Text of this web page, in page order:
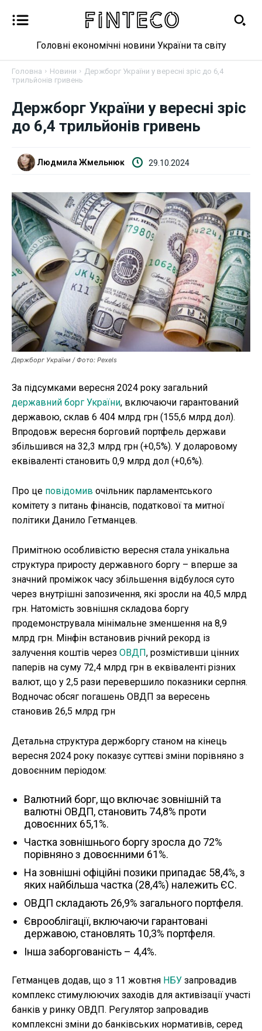
Новини
Фінанси
Валютний ринок
Криптовалюта
Робота і освіта
Публікації
ФОП
Курс валют
Ми в соц. мережах
Головні економічні новини України та світу
Головна Новини
Держборг України у вересні зріс до 6,4
трильйонів гривень
Держборг України у вересні зріс
до 6,4 трильйонів гривень
Людмила Жмельнюк 29.10.2024
Держборг України / Фото: Pexels
За підсумками вересня 2024 року загальний
державний борг України, включаючи гарантований
державою, склав 6 404 млрд грн (155,6 млрд дол).
Впродовж вересня борговий портфель держави
збільшився на 32,3 млрд грн (+0,5%). У доларовому
еквіваленті становить 0,9 млрд дол (+0,6%).
Про це повідомив очільник парламентського
комітету з питань фінансів, податкової та митної
політики Данило Гетманцев.
Примітною особливістю вересня стала унікальна
структура приросту державного боргу – вперше за
значний проміжок часу збільшення відбулося суто
через внутрішні запозичення, які зросли на 40,5 млрд
грн. Натомість зовнішня складова боргу
продемонструвала мінімальне зменшення на 8,9
млрд грн. Мінфін встановив річний рекорд із
залучення коштів через ОВДП, розмістивши цінних
паперів на суму 72,4 млрд грн в еквіваленті різних
валют, що у 2,5 рази перевершило показники серпня.
Водночас обсяг погашень ОВДП за вересень
становив 26,5 млрд грн
Детальна структура держборгу станом на кінець
вересня 2024 року показує суттєві зміни порівняно з
довоєнним періодом:
Валютний борг, що включає зовнішній та
валютні ОВДП, становить 74,8% проти
довоєнних 65,1%.
Частка зовнішнього боргу зросла до 72%
порівняно з довоєнними 61%.
На зовнішні офіційні позики припадає 58,4%, з
яких найбільша частка (28,4%) належить ЄС.
ОВДП складають 26,9% загального портфеля.
Єврооблігації, включаючи гарантовані
державою, становлять 10,3% портфеля.
Інша заборгованість – 4,4%.
Гетманцев додав, що з 11 жовтня НБУ запровадив
комплекс стимулюючих заходів для активізації участі
банків у ринку ОВДП. Регулятор запровадив
комплексні зміни до банківських нормативів, серед